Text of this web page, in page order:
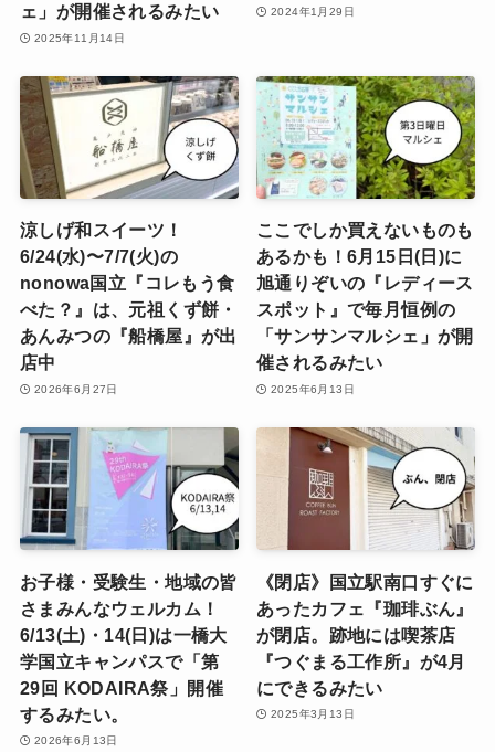
ェ」が開催されるみたい
2025年11月14日
2024年1月29日
涼しげ和スイーツ！
6/24(水)〜7/7(火)の
nonowa国立『コレもう食
べた？』は、元祖くず餅・
あんみつの『船橋屋』が出
店中
2026年6月27日
ここでしか買えないものも
あるかも！6月15日(日)に
旭通りぞいの『レディース
スポット』で毎月恒例の
「サンサンマルシェ」が開
催されるみたい
2025年6月13日
お子様・受験生・地域の皆
さまみんなウェルカム！
6/13(土)・14(日)は一橋大
学国立キャンパスで「第
29回 KODAIRA祭」開催
するみたい。
2026年6月13日
《閉店》国立駅南口すぐに
あったカフェ『珈琲ぶん』
が閉店。跡地には喫茶店
『つぐまる工作所』が4月
にできるみたい
2025年3月13日